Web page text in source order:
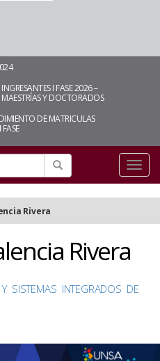
INGRESANTES I FASE 2026 –
MAESTRÍAS Y DOCTORADOS
DE MATRICULAS
Rivera
Rivera
SISTEMAS INTEGRADOS DE